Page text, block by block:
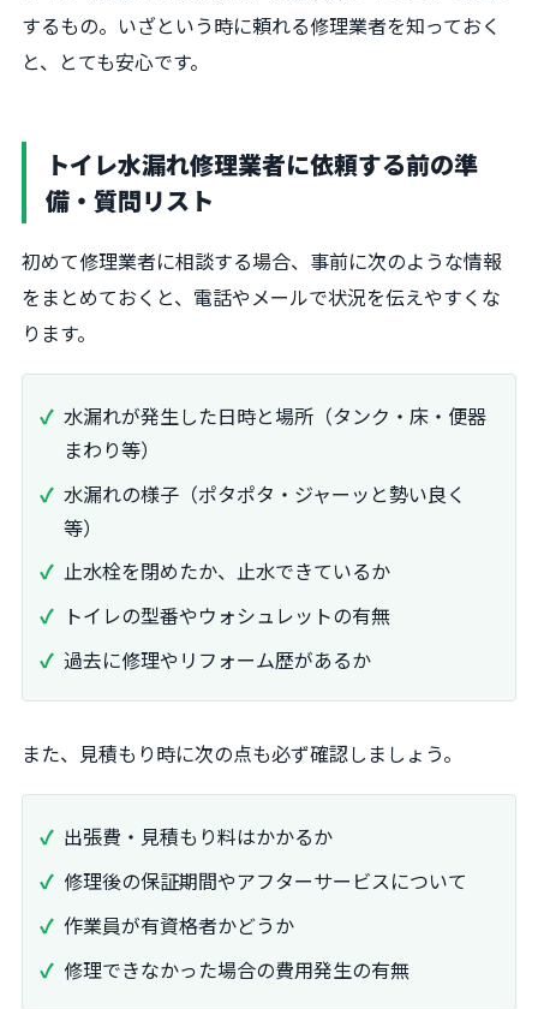
するもの。いざという時に頼れる修理業者を知っておく
と、とても安心です。
トイレ水漏れ修理業者に依頼する前の準
備・質問リスト
初めて修理業者に相談する場合、事前に次のような情報
をまとめておくと、電話やメールで状況を伝えやすくな
ります。
水漏れが発生した日時と場所（タンク・床・便器
まわり等）
水漏れの様子（ポタポタ・ジャーッと勢い良く
等）
止水栓を閉めたか、止水できているか
トイレの型番やウォシュレットの有無
過去に修理やリフォーム歴があるか
また、見積もり時に次の点も必ず確認しましょう。
出張費・見積もり料はかかるか
修理後の保証期間やアフターサービスについて
作業員が有資格者かどうか
修理できなかった場合の費用発生の有無